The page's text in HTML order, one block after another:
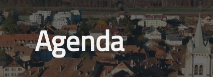
Agenda